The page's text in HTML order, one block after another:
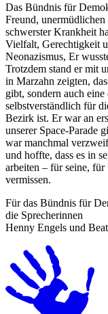
Das Bündnis für
Freund,
schwerster Krankheit
Vielfalt, Gerechtigkeit
Neonazismus, Er
Trotzdem stand er mit
in Marzahn zeigten,
gibt, sondern auch
selbstverständlich für
Bezirk ist. Er war an
unserer Space-Parade
war manchmal
und hoffte, dass es in
arbeiten – für seine,
vermissen.
Für das Bündnis für
die Sprecherinnen
Henny Engels und